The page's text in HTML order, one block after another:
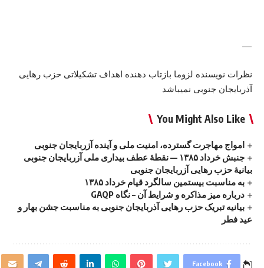
—
نظرات نویسنده لزوما بازتاب دهنده اهداف تشکیلاتی حزب رهایی
آذربایجان جنوبی نمیباشد
You Might Also Like
امواج‌ مهاجرت گسترده، امنیت ملی و آینده آزربایجان جنوبی
جنبش خرداد ۱۳۸۵ — نقطهٔ عطف بیداری ملی آزربایجان جنوبی
بیانیهٔ حزب رهایی آزربایجان جنوبی
به مناسبت بیستمین سالگرد قیام خرداد ۱۳۸۵
درباره میز مذاکره و شرایط آن – نگاه GAQP
بیانیه تبریک حزب رهایی آذربایجان جنوبی به مناسبت جشن بهار و
عید فطر
Facebook